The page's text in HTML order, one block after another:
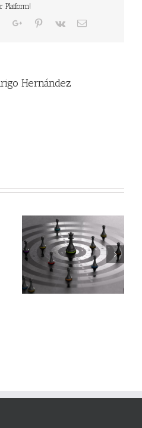
Platform!
TumblrGoogle+Pinterest
Vk Email
Hernández
Cómo convertir
amenazas en
oportunidades